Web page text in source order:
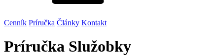
Cenník Príručka Články Kontakt
Príručka Služobky